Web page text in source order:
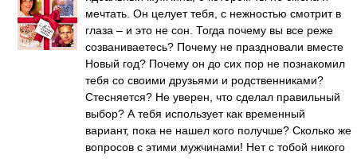
мечтать. Он целует тебя, с нежностью смотрит в
глаза – и это не сон. Тогда почему вы все реже
созваниваетесь? Почему не праздновали вместе
Новый год? Почему он до сих пор не познакомил
тебя со своими друзьями и родственниками?
Стесняется? Не уверен, что сделал правильный
выбор? А тебя использует как временный
вариант, пока не нашел кого получше? Сколько же
вопросов с этими мужчинами! Нет с тобой никого